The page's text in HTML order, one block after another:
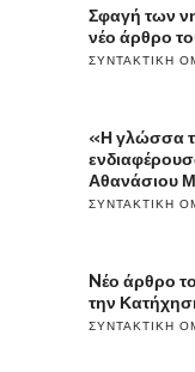
Σφαγή των
νέο άρθρο
ΣΥΝΤΑΚΤΙΚΉ
«Η γλώσσα
Αθανάσιου
ΣΥΝΤΑΚΤΙΚΉ
Nέο άρθρο
την
ΣΥΝΤΑΚΤΙΚΉ